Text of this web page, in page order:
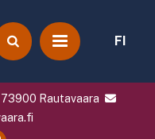
FI
73900 Rautavaara